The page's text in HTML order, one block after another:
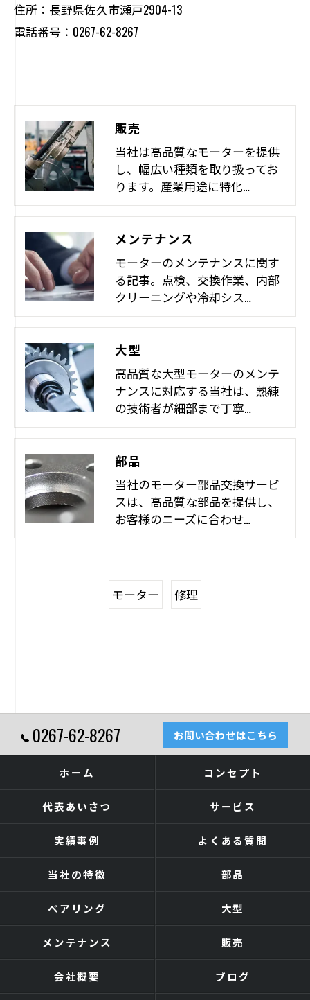
住所：長野県佐久市瀬戸2904-13
電話番号：0267-62-8267
販売
当社は高品質なモーターを提供
し、幅広い種類を取り扱ってお
ります。産業用途に特化…
メンテナンス
モーターのメンテナンスに関す
る記事。点検、交換作業、内部
クリーニングや冷却シス…
大型
高品質な大型モーターのメンテ
ナンスに対応する当社は、熟練
の技術者が細部まで丁寧…
部品
当社のモーター部品交換サービ
スは、高品質な部品を提供し、
お客様のニーズに合わせ…
モーター 修理
0267-62-8267 お問い合わせはこちら
ホーム コンセプト
代表あいさつ サービス
実績事例 よくある質問
当社の特徴 部品
ベアリング 大型
メンテナンス 販売
会社概要 ブログ